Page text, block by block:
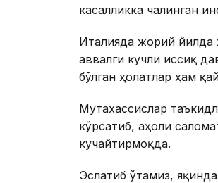
касалликка чалинган
Италияда жорий йилда
аввалги кучли иссиқ
бўлган ҳолатлар ҳам
Мутахассислар
кўрсатиб, аҳоли
кучайтирмоқда.
Эслатиб ўтамиз,